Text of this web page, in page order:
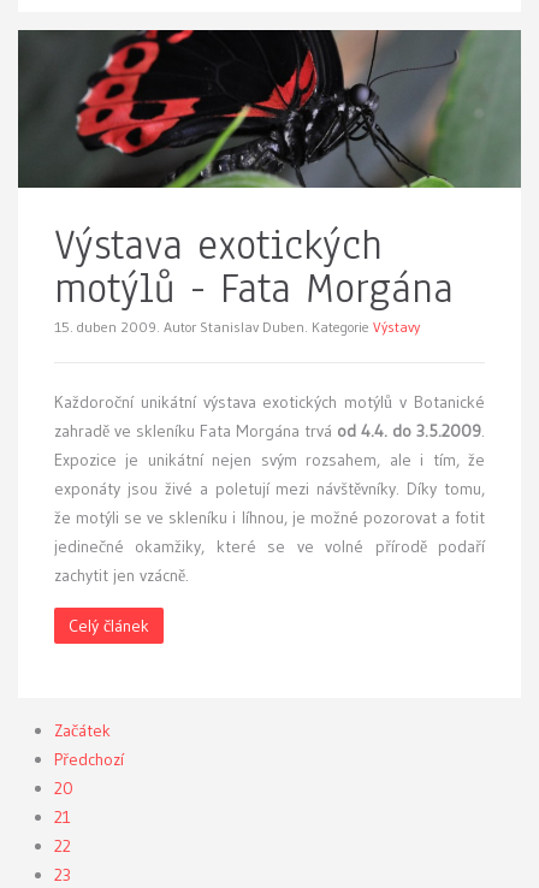
Výstava exotických
motýlů - Fata Morgána
15. duben 2009. Autor Stanislav Duben. Kategorie Výstavy
Každoroční unikátní výstava exotických motýlů v Botanické
zahradě ve skleníku Fata Morgána trvá od 4.4. do 3.5.2009.
Expozice je unikátní nejen svým rozsahem, ale i tím, že
exponáty jsou živé a poletují mezi návštěvníky. Díky tomu,
že motýli se ve skleníku i líhnou, je možné pozorovat a fotit
jedinečné okamžiky, které se ve volné přírodě podaří
zachytit jen vzácně.
Celý článek
Začátek
Předchozí
20
21
22
23